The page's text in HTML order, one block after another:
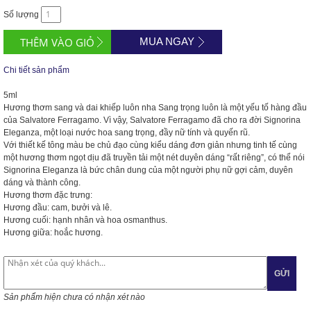
Số lượng
MUA NGAY
Chi tiết sản phẩm
5ml
Hương thơm sang và dai khiếp luôn nha Sang trọng luôn là một yếu tố hàng đầu
của Salvatore Ferragamo. Vì vậy, Salvatore Ferragamo đã cho ra đời Signorina
Eleganza, một loại nước hoa sang trọng, đầy nữ tính và quyến rũ.
Với thiết kế tông màu be chủ đạo cùng kiểu dáng đơn giản nhưng tinh tế cùng
một hương thơm ngọt dịu đã truyền tải một nét duyên dáng “rất riêng”, có thể nói
Signorina Eleganza là bức chân dung của một người phụ nữ gợi cảm, duyên
dáng và thành công.
Hương thơm đặc trưng:
Hương đầu: cam, bưởi và lê.
Hương cuối: hạnh nhân và hoa osmanthus.
Hương giữa: hoắc hương.
GỬI
Sản phẩm hiện chưa có nhận xét nào